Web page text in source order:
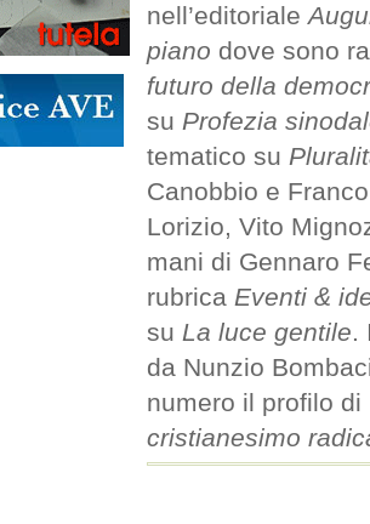
nell’editoriale
piano dove sono
futuro della
su Profezia
tematico su
Canobbio e
Lorizio, Vito
mani di Gennaro
rubrica Eventi &
su La luce gentile.
da Nunzio
numero il profilo
cristianesimo